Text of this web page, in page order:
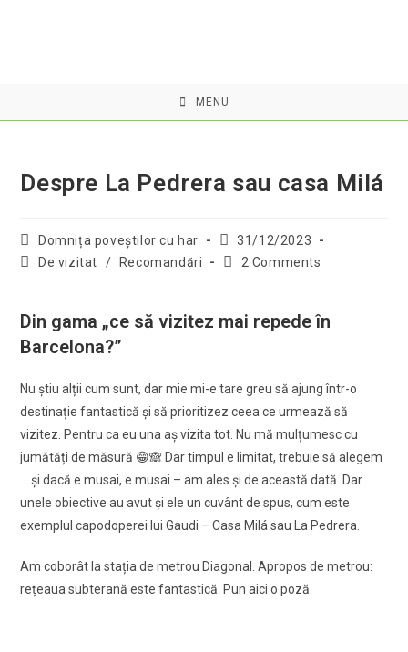
MENU
Despre La Pedrera sau casa Milá
Post
author:
Domnița poveştilor cu har
Post
published:
31/12/2023
PostDe vizitat / Recomandări
Post2 Comments
Din gama „ce să vizitez mai repede în
Barcelona?”
Nu ştiu alții cum sunt, dar mie mi-e tare greu să ajung într-o
destinație fantastică şi să prioritizez ceea ce urmează să
vizitez. Pentru ca eu una aş vizita tot. Nu mă mulțumesc cu
jumătăți de măsură 😁🙈 Dar timpul e limitat, trebuie să alegem
… şi dacă e musai, e musai – am ales şi de această dată. Dar
unele obiective au avut şi ele un cuvânt de spus, cum este
exemplul capodoperei lui Gaudi – Casa Milá sau La Pedrera.
Am coborât la stația de metrou Diagonal. Apropos de metrou:
rețeaua subterană este fantastică. Pun aici o poză.